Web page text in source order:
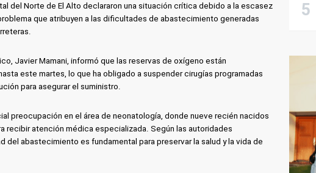
del Norte de El Alto declararon una situación crítica debido a la escasez
que atribuyen a las dificultades de abastecimiento generadas
Javier Mamani, informó que las reservas de oxígeno están
este martes, lo que ha obligado a suspender cirugías programadas
para asegurar el suministro.
preocupación en el área de neonatología, donde nueve recién nacidos
recibir atención médica especializada. Según las autoridades
del abastecimiento es fundamental para preservar la salud y la vida de